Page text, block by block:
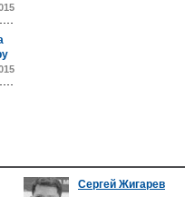
Сергей Жигарев